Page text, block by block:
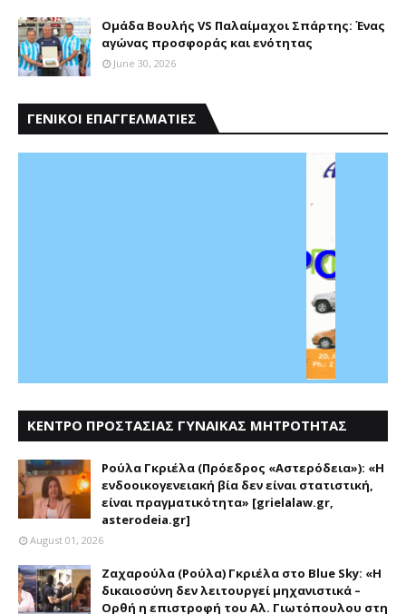
Ομάδα Βουλής VS Παλαίμαχοι Σπάρτης: Ένας
αγώνας προσφοράς και ενότητας
June 30, 2026
ΓΕΝΙΚΟΙ ΕΠΑΓΓΕΛΜΑΤΙΕΣ
ΚΕΝΤΡΟ ΠΡΟΣΤΑΣΙΑΣ ΓΥΝΑΙΚΑΣ ΜΗΤΡΟΤΗΤΑΣ
Ρούλα Γκριέλα (Πρόεδρος «Αστερόδεια»): «Η
ενδοοικογενειακή βία δεν είναι στατιστική,
είναι πραγματικότητα» [grielalaw.gr,
asterodeia.gr]
August 01, 2026
Ζαχαρούλα (Ρούλα) Γκριέλα στο Blue Sky: «Η
δικαιοσύνη δεν λειτουργεί μηχανιστικά –
Ορθή η επιστροφή του Αλ. Γιωτόπουλου στη